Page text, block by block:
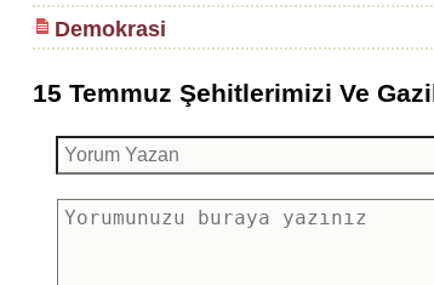
Demokrasi
15 Temmuz Şehitlerimizi Ve